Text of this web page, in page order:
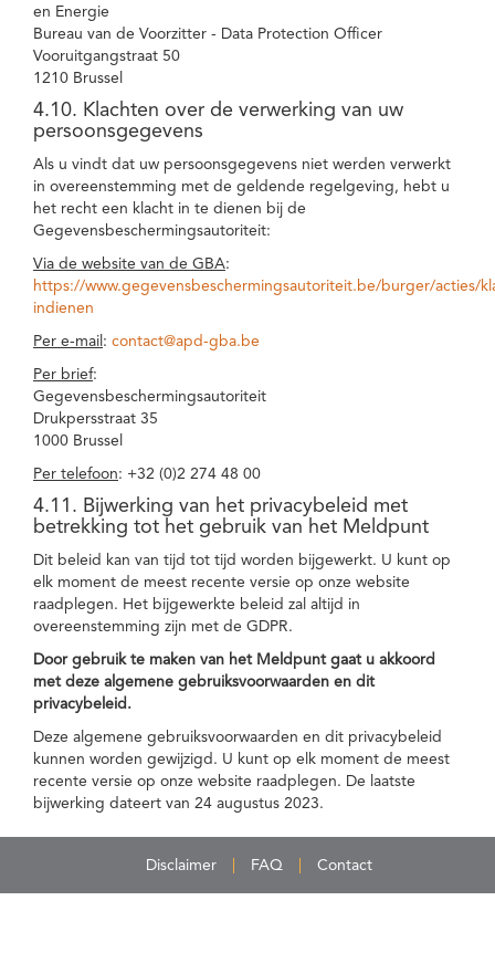
en Energie
Bureau van de Voorzitter - Data Protection Officer
Vooruitgangstraat 50
1210 Brussel
4.10. Klachten over de verwerking van uw
persoonsgegevens
Als u vindt dat uw persoonsgegevens niet werden verwerkt
in overeenstemming met de geldende regelgeving, hebt u
het recht een klacht in te dienen bij de
Gegevensbeschermingsautoriteit:
Via de website van de GBA:
https://www.gegevensbeschermingsautoriteit.be/burger/acties/
indienen
Per e-mail : contact@apd-gba.be
Per brief:
Gegevensbeschermingsautoriteit
Drukpersstraat 35
1000 Brussel
Per telefoon: +32 (0)2 274 48 00
4.11. Bijwerking van het privacybeleid met
betrekking tot het gebruik van het Meldpunt
Dit beleid kan van tijd tot tijd worden bijgewerkt. U kunt op
elk moment de meest recente versie op onze website
raadplegen. Het bijgewerkte beleid zal altijd in
overeenstemming zijn met de GDPR.
Door gebruik te maken van het Meldpunt gaat u akkoord
met deze algemene gebruiksvoorwaarden en dit
privacybeleid.
Deze algemene gebruiksvoorwaarden en dit privacybeleid
kunnen worden gewijzigd. U kunt op elk moment de meest
recente versie op onze website raadplegen. De laatste
bijwerking dateert van 24 augustus 2023.
Disclaimer FAQ Contact